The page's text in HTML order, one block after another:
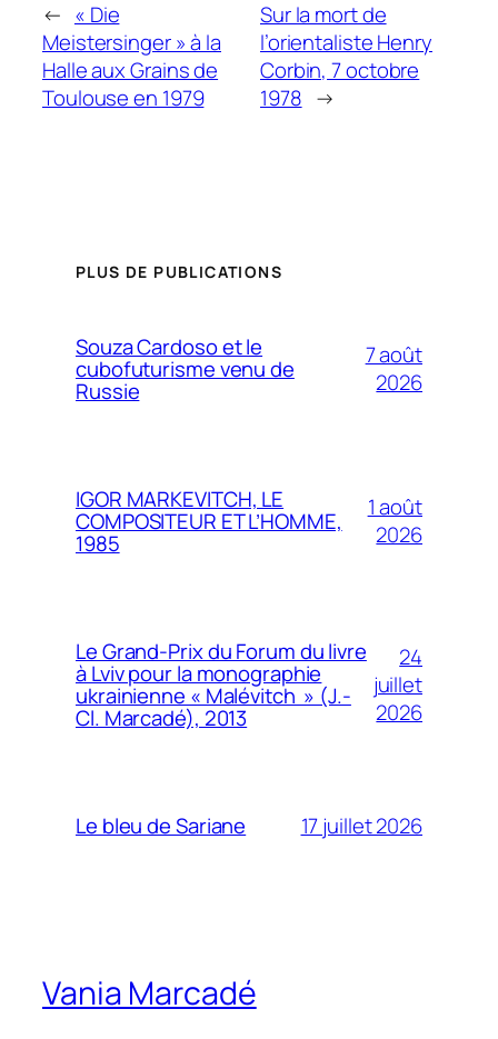
← « Die
Meistersinger » à la
Halle aux Grains de
Toulouse en 1979
Sur la mort de
l’orientaliste Henry
Corbin, 7 octobre
1978 →
PLUS DE PUBLICATIONS
Souza Cardoso et le
cubofuturisme venu de
Russie
7 août
2026
IGOR MARKEVITCH, LE
COMPOSITEUR ET L’HOMME,
1985
1 août
2026
Le Grand-Prix du Forum du livre
à Lviv pour la monographie
ukrainienne « Malévitch » (J.-
Cl. Marcadé), 2013
24
juillet
2026
Le bleu de Sariane 17 juillet 2026
Vania Marcadé